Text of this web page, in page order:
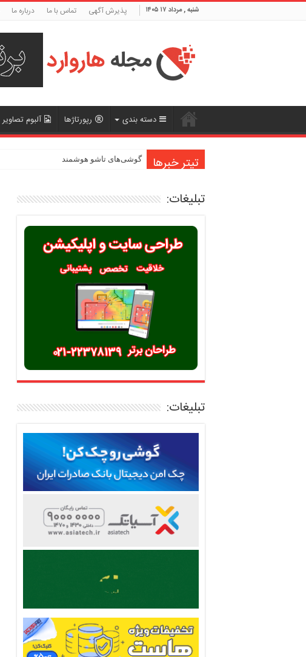
شنبه , مرداد ۱۷ ۱۴۰۵ پذیرش آگهی تماس با ما درباره ما
دسته بندی رپورتاژها آلبوم تصاویر
تیتر خبرها گوشی‌های تاشو هوشمند
تبلیغات:
تبلیغات: